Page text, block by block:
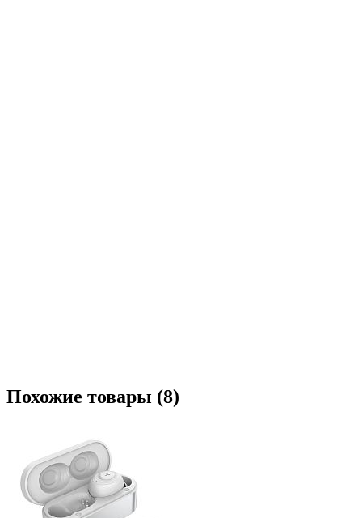
Похожие товары (8)